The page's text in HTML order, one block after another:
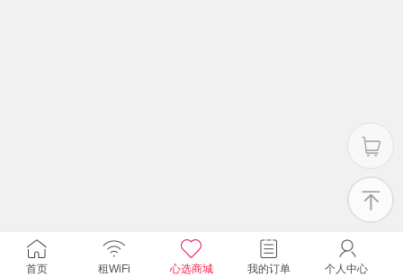
首页 租WiFi 心选商城 我的订单 个人中心